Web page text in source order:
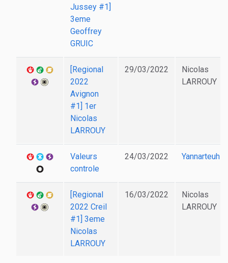
Jussey #1]
3eme
Geoffrey
GRUIC
[Regional
2022
Avignon
#1] 1er
Nicolas
LARROUY
29/03/2022
Nicolas
LARROUY
Valeurs
controle
24/03/2022 Yannarteuh
[Regional
2022 Creil
#1] 3eme
Nicolas
LARROUY
16/03/2022
Nicolas
LARROUY